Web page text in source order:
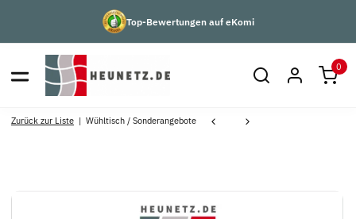
Top-Bewertungen auf eKomi
0
Zurück zur Liste Wühltisch / Sonderangebote